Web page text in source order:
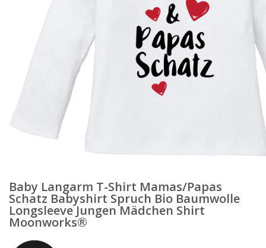
Baby Langarm T-Shirt Mamas/Papas
Schatz Babyshirt Spruch Bio Baumwolle
Longsleeve Jungen Mädchen Shirt
Moonworks®